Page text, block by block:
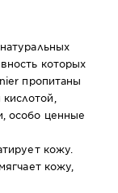
которых
пропитаны
особо ценные
кожу.
кожу,